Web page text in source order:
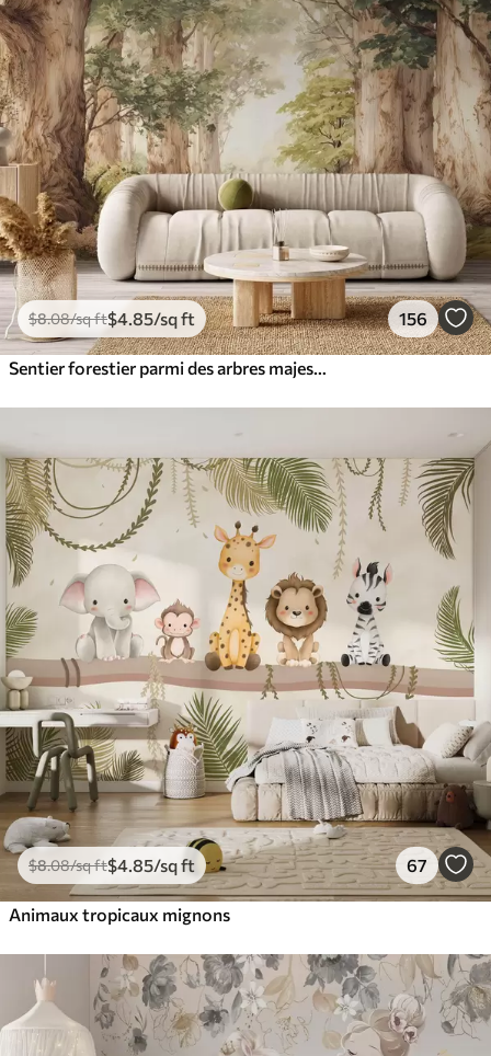
$8.08/sq ft$4 .85/sq ft 156
$8.08/sq ft$4 .85/sq ft 67
Animaux tropicaux mignons